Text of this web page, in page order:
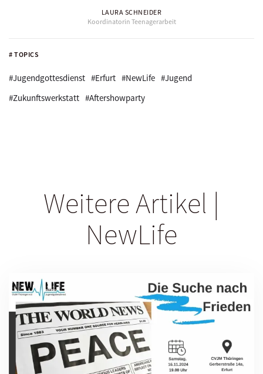
# TOPICS
#Jugendgottesdienst #Erfurt #NewLife #Jugend
#Zukunftswerkstatt #Aftershowparty
LAURA SCHNEIDER
Koordinatorin Teenagerarbeit
Weitere Artikel |
NewLife